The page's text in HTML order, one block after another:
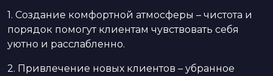
1. Создание комфортной атмосферы – чистота и
порядок помогут клиентам чувствовать себя
уютно и расслабленно.
2. Привлечение новых клиентов – убранное